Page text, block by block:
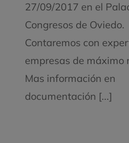
27/09/2017 en el
Congresos de Oviedo.
Contaremos con
empresas de máximo
Mas información en
documentación [...]